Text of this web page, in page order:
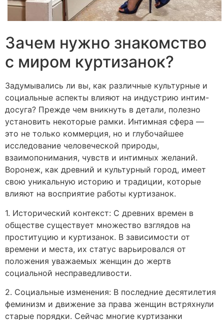
Зачем нужно знакомство
с миром куртизанок?
Задумывались ли вы, как различные культурные и
социальные аспекты влияют на индустрию интим-
досуга? Прежде чем вникнуть в детали, полезно
установить некоторые рамки. Интимная сфера —
это не только коммерция, но и глубочайшее
исследование человеческой природы,
взаимопонимания, чувств и интимных желаний.
Воронеж, как древний и культурный город, имеет
свою уникальную историю и традиции, которые
влияют на восприятие работы куртизанок.
1. Исторический контекст: С древних времен в
обществе существует множество взглядов на
проституцию и куртизанок. В зависимости от
времени и места, их статус варьировался от
положения уважаемых женщин до жертв
социальной несправедливости.
2. Социальные изменения: В последние десятилетия
феминизм и движение за права женщин встряхнули
старые порядки. Сейчас многие куртизанки